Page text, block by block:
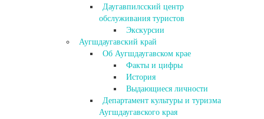
Даугавпилсский центр
обслуживания туристов
Экскурсии
Аугшдаугавский край
Об Аугшдаугавском крае
Факты и цифры
История
Выдающиеся личности
Департамент культуры и туризма
Аугшдаугавского края